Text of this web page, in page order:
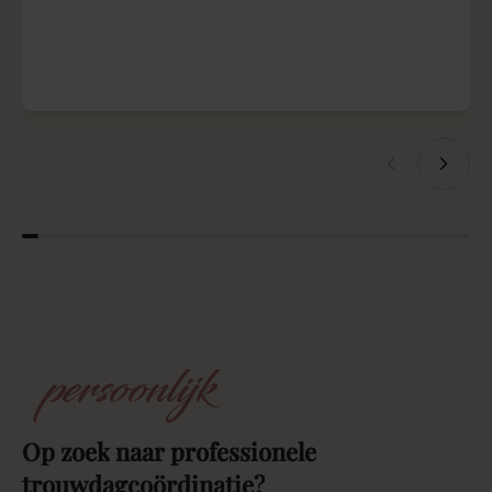
persoonlijk
Op zoek naarprofessionele
trouwdagcoördinatie?